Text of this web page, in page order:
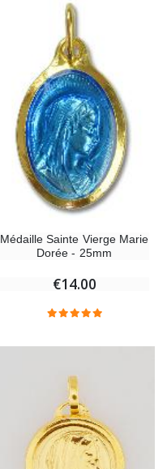
Médaille Sainte Vierge Marie
Dorée - 25mm
€14.00
Huile d'Onction
€9.90
€4.90